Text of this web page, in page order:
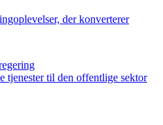
der konverterer
tjenester til den offentlige sektor